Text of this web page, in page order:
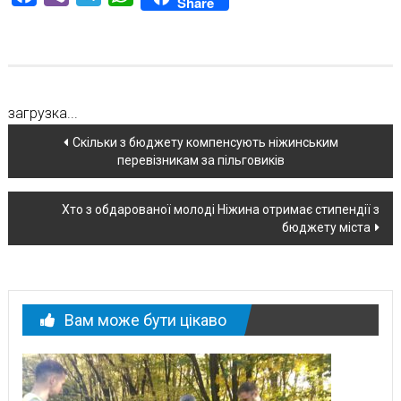
загрузка...
Навігація
по
новині
Скільки з бюджету компенсують ніжинським
перевізникам за пільговиків
Хто з обдарованої молоді Ніжина отримає стипендії з
бюджету міста
Вам може бути цікаво